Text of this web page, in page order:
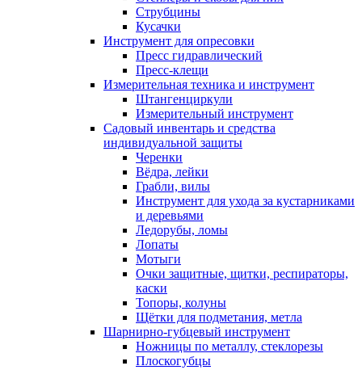
Струбцины
Кусачки
Инструмент для опресовки
Пресс гидравлический
Пресс-клещи
Измерительная техника и инструмент
Штангенциркули
Измерительный инструмент
Садовый инвентарь и средства
индивидуальной защиты
Черенки
Вёдра, лейки
Грабли, вилы
Инструмент для ухода за кустарниками
и деревьями
Ледорубы, ломы
Лопаты
Мотыги
Очки защитные, щитки, респираторы,
каски
Топоры, колуны
Щётки для подметания, метла
Шарнирно-губцевый инструмент
Ножницы по металлу, стеклорезы
Плоскогубцы